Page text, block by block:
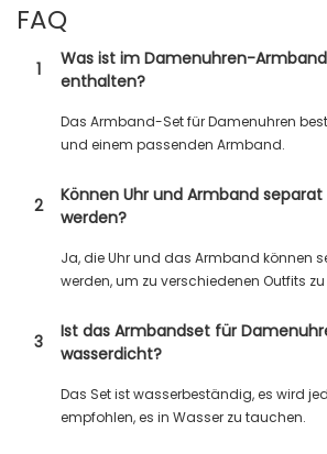
FAQ
1
Was ist im Damenuhren-
enthalten?
Das Armband-Set für Damenuhren
und einem passenden Armband.
2
Können Uhr und Armband
werden?
Ja, die Uhr und das Armband können
werden, um zu verschiedenen Outfits
3
Ist das Armbandset für
wasserdicht?
Das Set ist wasserbeständig, es wird
empfohlen, es in Wasser zu tauchen.